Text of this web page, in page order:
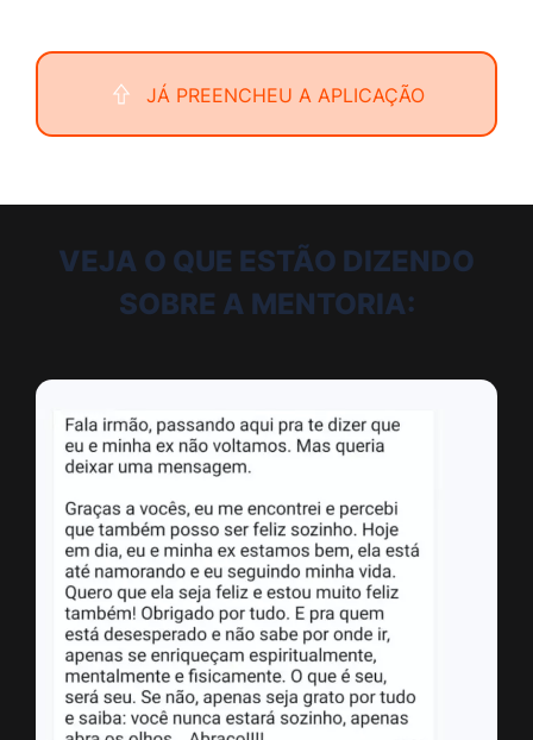
JÁ PREENCHEU A APLICAÇÃO
VEJA O QUE ESTÃO DIZENDO
SOBRE A MENTORIA: